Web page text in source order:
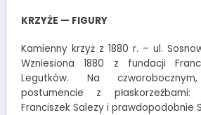
KRZYŻE — FIGURY
Kamienny krzyż z 1880 r. – ul.
Wzniesiona 1880 z fundacji
Legutków. Na
postumencie z
Franciszek Salezy i prawdopodobnie